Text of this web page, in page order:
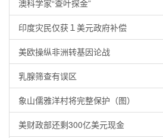
澳科学家“查叶探金”
印度灾民仅获１美元政府补偿
美欧操纵非洲转基因论战
乳腺筛查有误区
象山儒雅洋村将完整保护（图）
美财政部还剩300亿美元现金